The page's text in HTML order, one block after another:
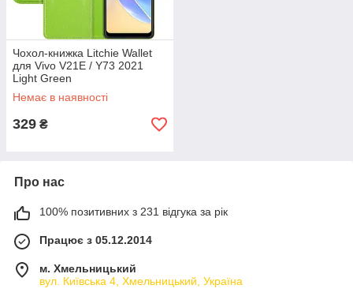
Чохол-книжка Litchie Wallet
для Vivo V21E / Y73 2021
Light Green
Немає в наявності
329 ₴
Про нас
100% позитивних з 231 відгука за рік
Працює з 05.12.2014
м. Хмельницький
вул. Київська 4, Хмельницький, Україна